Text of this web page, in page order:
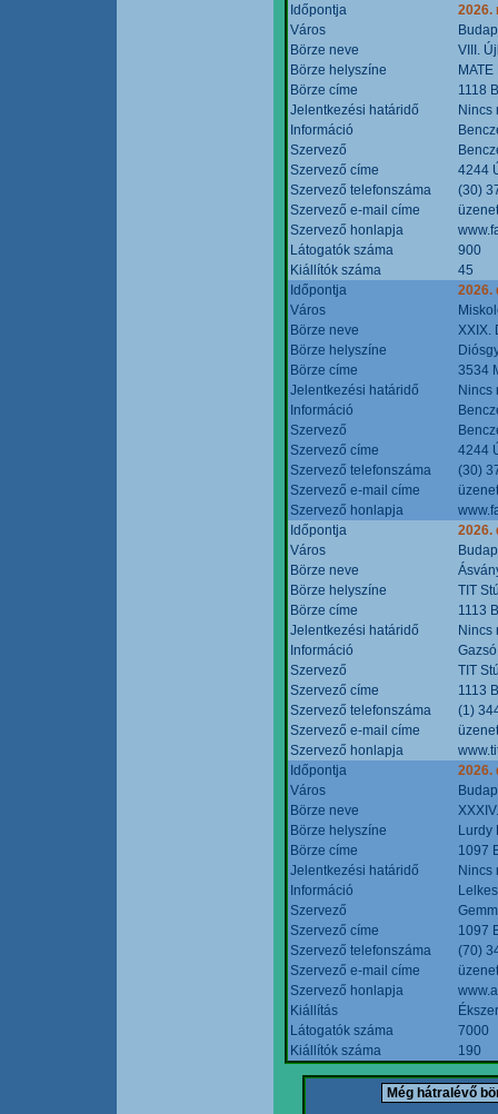
Időpontja
2026.
Város
Börze neve
VIII.
Börze helyszíne
Börze címe
1118
Jelentkezési határidő
Nincs
Információ
Szervező
Szervező címe
4244
Szervező telefonszáma
(30)
Szervező e-mail címe
Szervező honlapja
Látogatók száma
900
Kiállítók száma
45
Időpontja
2026.
Város
Börze neve
XXIX.
Börze helyszíne
Börze címe
3534
Jelentkezési határidő
Nincs
Információ
Szervező
Szervező címe
4244
Szervező telefonszáma
(30)
Szervező e-mail címe
Szervező honlapja
Időpontja
2026.
Város
Börze neve
Börze helyszíne
TIT
Börze címe
1113
Jelentkezési határidő
Nincs
Információ
Szervező
TIT
Szervező címe
1113
Szervező telefonszáma
(1)
Szervező e-mail címe
Szervező honlapja
Időpontja
2026.
Város
Börze neve
Börze helyszíne
Lurdy
Börze címe
1097
Jelentkezési határidő
Nincs
Információ
Szervező
Szervező címe
1097
Szervező telefonszáma
(70)
Szervező e-mail címe
Szervező honlapja
Kiállítás
Látogatók száma
7000
Kiállítók száma
190